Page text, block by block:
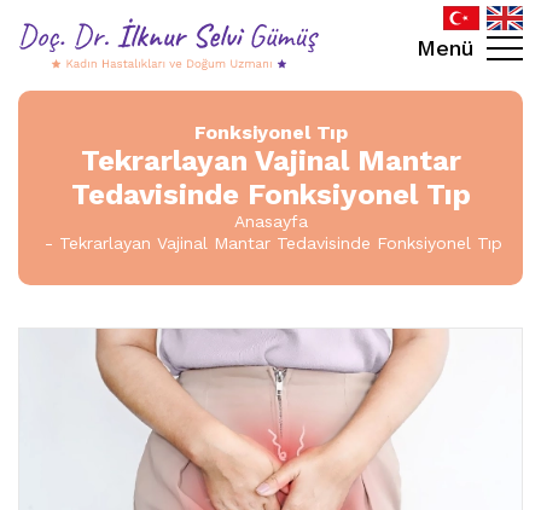
Menü
Fonksiyonel Tıp
Tekrarlayan Vajinal Mantar
Tedavisinde Fonksiyonel Tıp
Anasayfa
Tekrarlayan Vajinal Mantar Tedavisinde Fonksiyonel Tıp